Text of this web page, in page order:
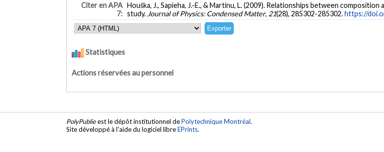
Citer en APA
7:
Houška, J., Sapieha, J.-E., & Martinu, L. (2009). Relationships between
study. Journal of Physics: Condensed Matter, 21(28), 285302-285302.https://
Statistiques
Actions réservées au personnel
PolyPublieest le dépôt institutionnel dePolytechnique Montréal.
Site développé à l'aide du logiciel libreEPrints.